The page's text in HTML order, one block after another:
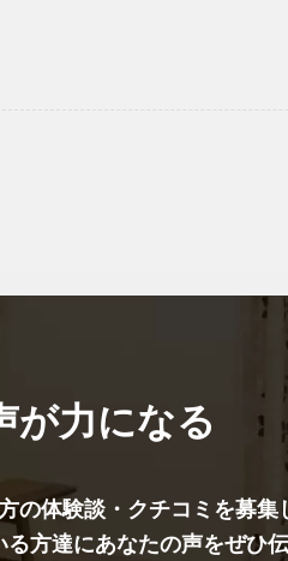
が力になる
の体験談・クチコミを募集
方達にあなたの声をぜひ